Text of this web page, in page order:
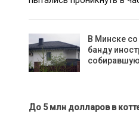
В Минске
банду
До 5 млн долларов в